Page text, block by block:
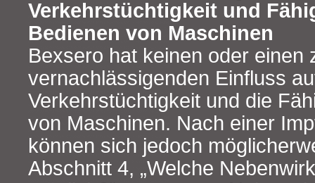
Verkehrstüchtigkeit und
Bedienen von Maschinen
Bexsero hat keinen oder einen
vernachlässigenden Einfluss
Verkehrstüchtigkeit und die
von Maschinen. Nach einer
können sich jedoch
Abschnitt 4, „Welche